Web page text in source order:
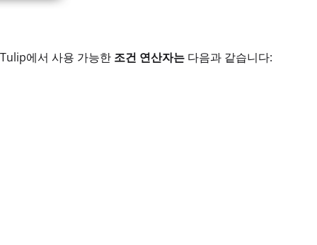
에서 사용 가능한 조건 연산자는 다음과 같습니다: